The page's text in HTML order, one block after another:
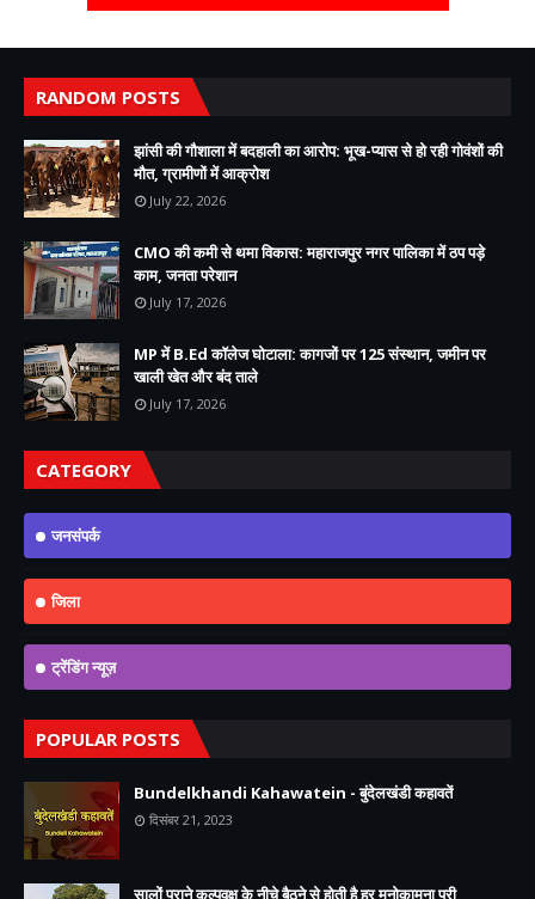
RANDOM POSTS
झांसी की गौशाला में बदहाली का आरोप: भूख-प्यास से हो रही गोवंशों की
मौत, ग्रामीणों में आक्रोश
July 22, 2026
CMO की कमी से थमा विकास: महाराजपुर नगर पालिका में ठप पड़े
काम, जनता परेशान
July 17, 2026
MP में B.Ed कॉलेज घोटाला: कागजों पर 125 संस्थान, जमीन पर
खाली खेत और बंद ताले
July 17, 2026
CATEGORY
जनसंपर्क
जिला
ट्रेंडिंग न्यूज़
POPULAR POSTS
Bundelkhandi Kahawatein - बुंदेलखंडी कहावतें
दिसंबर 21, 2023
सालों पुराने कल्पवृक्ष के नीचे बैठने से होती है हर मनोकामना पूरी